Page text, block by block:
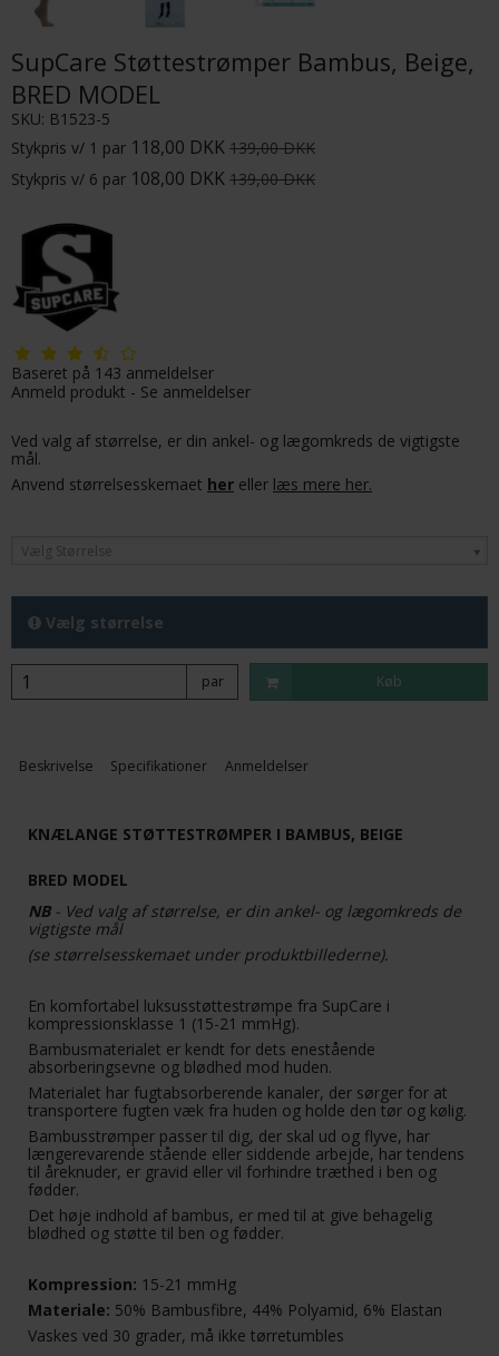
SupCare Støttestrømper Bambus, Beige,
BRED MODEL
SKU: B1523-5
Stykpris v/ 1 par 118,00 DKK 139,00 DKK
Stykpris v/ 6 par 108,00 DKK 139,00 DKK
Baseret på 143 anmeldelser
Anmeld produkt - Se anmeldelser
Ved valg af størrelse, er din ankel- og lægomkreds de vigtigste
mål.
Anvend størrelsesskemaet her eller læs mere her.
Vælg Størrelse
Vælg størrelse
par Køb
Beskrivelse Specifikationer Anmeldelser
KNÆLANGE STØTTESTRØMPER I BAMBUS, BEIGE
BRED MODEL
NB- Ved valg af størrelse, er din ankel- og lægomkreds de
vigtigste mål
(se størrelsesskemaet under produktbillederne).
En komfortabel luksusstøttestrømpe fra SupCare i
kompressionsklasse 1 (15-21 mmHg).
Bambusmaterialet er kendt for dets enestående
absorberingsevne og blødhed mod huden.
Materialet har fugtabsorberende kanaler, der sørger for at
transportere fugten væk fra huden og holde den tør og kølig.
Bambusstrømper passer til dig, der skal ud og flyve, har
længerevarende stående eller siddende arbejde, har tendens
til åreknuder, er gravid eller vil forhindre træthed i ben og
fødder.
Det høje indhold af bambus, er med til at give behagelig
blødhed og støtte til ben og fødder.
Kompression: 15-21 mmHg
Materiale: 50% Bambusfibre, 44% Polyamid, 6% Elastan
Vaskes ved 30 grader, må ikke tørretumbles